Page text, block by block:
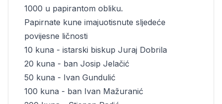
1000 u papirantom obliku.
Papirnate kune imajuotisnute sljedeće
povijesne ličnosti
10 kuna - istarski biskup Juraj Dobrila
20 kuna - ban Josip Jelačić
50 kuna - Ivan Gundulić
100 kuna - ban Ivan Mažuranić